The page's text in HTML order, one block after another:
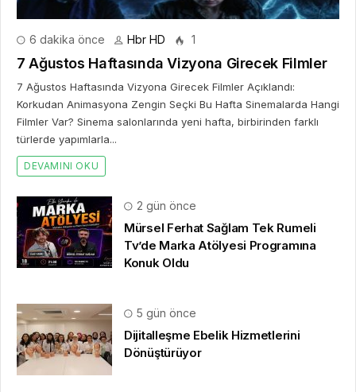
6 dakika önce Hbr HD 1
7 Ağustos Haftasında Vizyona Girecek Filmler
7 Ağustos Haftasında Vizyona Girecek Filmler Açıklandı:
Korkudan Animasyona Zengin Seçki Bu Hafta Sinemalarda Hangi
Filmler Var? Sinema salonlarında yeni hafta, birbirinden farklı
türlerde yapımlarla...
DEVAMINI OKU
2 gün önce
Mürsel Ferhat Sağlam Tek Rumeli
Tv’de Marka Atölyesi Programına
Konuk Oldu
5 gün önce
Dijitalleşme Ebelik Hizmetlerini
Dönüştürüyor